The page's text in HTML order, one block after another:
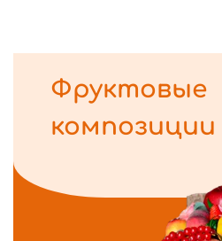
Фруктовые
композиции